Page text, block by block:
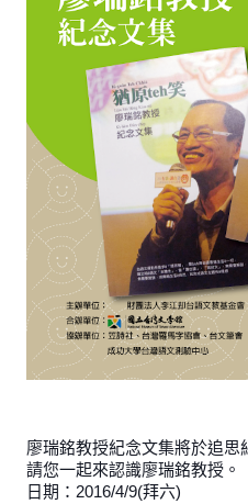
廖瑞銘教授紀念文集將於追
請您一起來認識廖瑞銘教授。
日期：2016/4/9(拜六)